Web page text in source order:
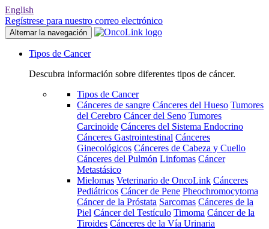
English
Regístrese para nuestro correo electrónico
Alternar la navegación
Tipos de Cancer
Descubra información sobre diferentes tipos de cáncer.
Tipos de Cancer
Cánceres de sangre Cánceres del Hueso Tumores
del Cerebro Cáncer del Seno Tumores
Carcinoide Cánceres del Sistema Endocrino
Cánceres Gastrointestinal Cánceres
Ginecológicos Cánceres de Cabeza y Cuello
Cánceres del Pulmón Linfomas Cáncer
Metastásico
Mielomas Veterinario de OncoLink Cánceres
Pediátricos Cáncer de Pene Pheochromocytoma
Cáncer de la Próstata Sarcomas Cánceres de la
Piel Cáncer del Testículo Timoma Cáncer de la
Tiroides Cánceres de la Vía Urinaria